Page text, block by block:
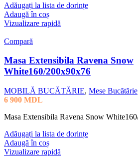
Adăugați la lista de dorințe
Adaugă în coș
Vizualizare rapidă
Compară
Masa Extensibila Ravena Snow
White160/200x90x76
MOBILĂ BUCĂTĂRIE, Mese Bucătărie
6 900 MDL
Masa Extensibila Ravena Snow
Adăugați la lista de dorințe
Adaugă în coș
Vizualizare rapidă